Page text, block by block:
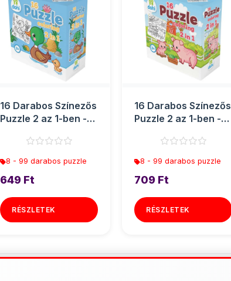
16 Darabos Színezős
Puzzle 2 az 1-ben -
8 - 99 darabos puzzle
649 Ft
RÉSZLETEK
16 Darabos Színezős
Puzzle 2 az 1-ben -
8 - 99 darabos puzzle
709 Ft
RÉSZLETEK